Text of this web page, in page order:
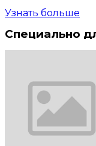
Узнать больше
Специально